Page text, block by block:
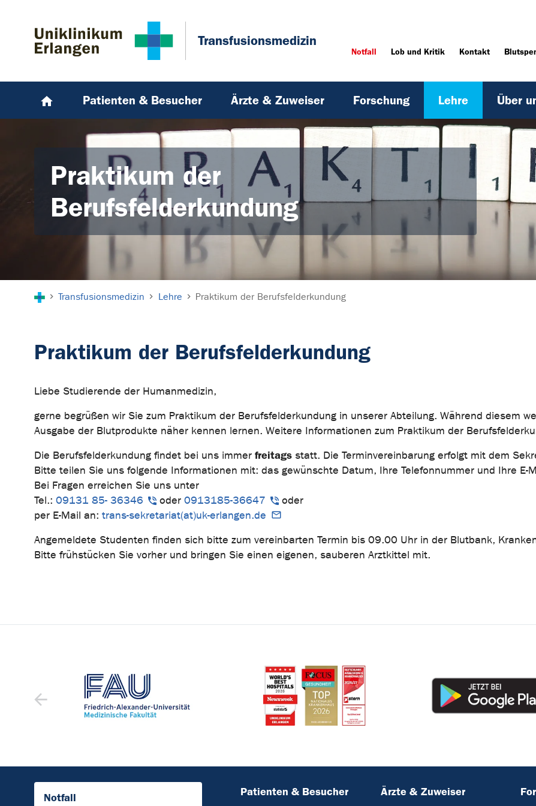
Transfusionsmedizin
Notfall Lob und Kritik Kontakt
Patienten & Besucher Ärzte & Zuweiser Forschung Lehre Über
Praktikum der
Berufsfelderkundung
Transfusionsmedizin Lehre Praktikum der Berufsfelderkundung
Praktikum der Berufsfelderkundung
Liebe Studierende der Humanmedizin,
gerne begrüßen wir Sie zum Praktikum der Berufsfelderkundung in unserer Abteilung. Während diesem
Ausgabe der Blutprodukte näher kennen lernen. Weitere Informationen zum Praktikum der
Die Berufsfelderkundung findet bei uns immer freitags statt. Die Terminvereinbarung erfolgt mit dem
Bitte teilen Sie uns folgende Informationen mit: das gewünschte Datum, Ihre Telefonnummer und Ihre E-
Bei Fragen erreichen Sie uns unter
Tel.: 09131 85- 36346 oder 0913185-36647
oder
per E-Mail an: trans-sekretariat(at)uk-erlangen.de
Angemeldete Studenten finden sich bitte zum vereinbarten Termin bis 09.00 Uhr in der Blutbank,
Bitte frühstücken Sie vorher und bringen Sie einen eigenen, sauberen Arztkittel mit.
Notfall Patienten & Besucher Ärzte & Zuweiser